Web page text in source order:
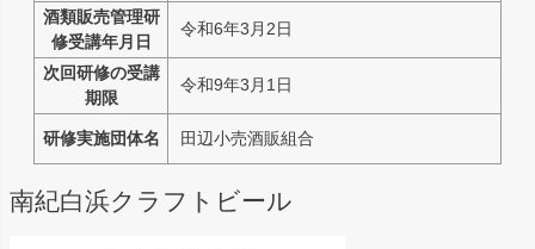
酒類販売管理研
修受講年月日
令和6年3月2日
次回研修の受講
期限
令和9年3月1日
研修実施団体名 田辺小売酒販組合
南紀白浜クラフトビール